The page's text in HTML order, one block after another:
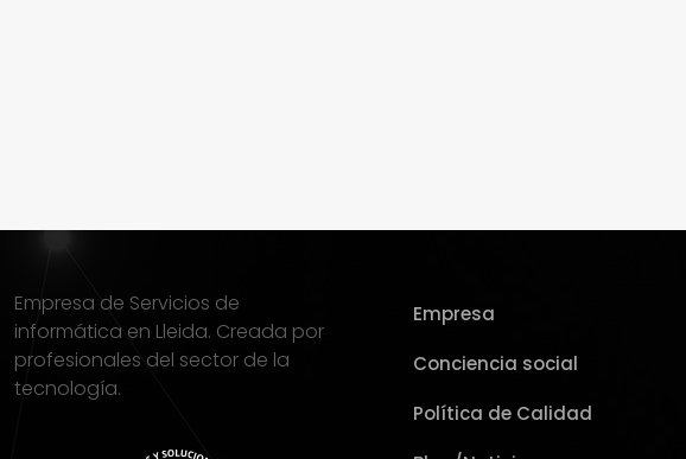
Empresa de Servicios de
informática en Lleida. Creada por
profesionales del sector de la
tecnología.
Empresa
Conciencia social
Política de Calidad